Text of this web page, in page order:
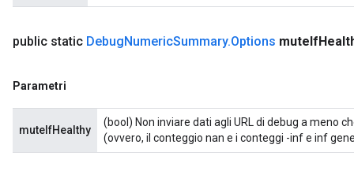
public static DebugNumericSummary.Options muteIf
Parametri
muteIfHealthy
(bool) Non inviare dati agli URL di debug a meno
(ovvero, il conteggio nan e i conteggi -inf e inf